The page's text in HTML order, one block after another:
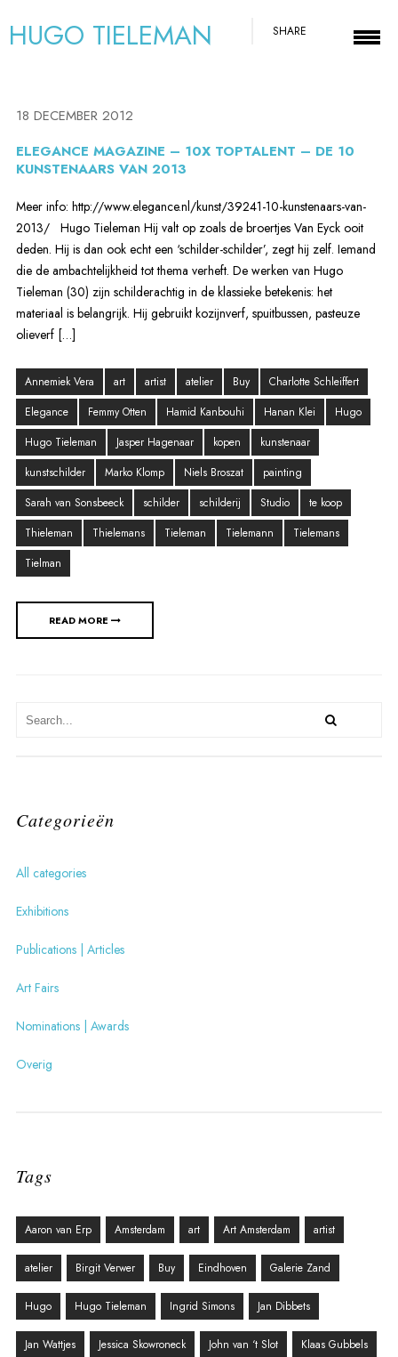
HUGO TIELEMAN SHARE
18 DECEMBER 2012
ELEGANCE MAGAZINE – 10X TOPTALENT – DE 10
KUNSTENAARS VAN 2013
Meer info: http://www.elegance.nl/kunst/39241-10-kunstenaars-van-
2013/ Hugo Tieleman Hij valt op zoals de broertjes Van Eyck ooit
deden. Hij is dan ook echt een ‘schilder-schilder’, zegt hij zelf. Iemand
die de ambachtelijkheid tot thema verheft. De werken van Hugo
Tieleman (30) zijn schilderachtig in de klassieke betekenis: het
materiaal is belangrijk. Hij gebruikt kozijnverf, spuitbussen, pasteuze
olieverf […]
Annemiek Vera art artist atelier Buy
Charlotte Schleiffert
Elegance
Femmy Otten Hamid Kanbouhi Hanan Klei
Hugo
Hugo Tieleman
Jasper Hagenaar kopen
kunstenaar
kunstschilder
Marko Klomp Niels Broszat
painting
Sarah van Sonsbeeck
schilder schilderij Studio
te koop
Thieleman
Thielemans Tieleman Tielemann
Tielemans
Tielman
READ MORE
Categorieën
All categories
Exhibitions
Publications | Articles
Art Fairs
Nominations | Awards
Overig
Tags
Aaron van Erp Amsterdam art Art Amsterdam artist
atelier Birgit Verwer Buy Eindhoven Galerie Zand
Hugo Hugo Tieleman Ingrid Simons Jan Dibbets
Jan Wattjes Jessica Skowroneck John van ‘t Slot Klaas Gubbels